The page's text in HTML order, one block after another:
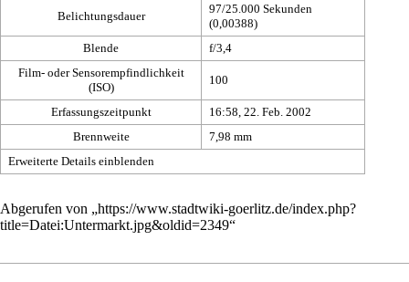
Belichtungsdauer
97/25.000 Sekunden
(0,00388)
Blende
f/3,4
Film- oder Sensorempfindlichkeit
(ISO)
100
Erfassungszeitpunkt
16:58, 22. Feb. 2002
Brennweite
7,98 mm
Erweiterte Details einblenden
Abgerufen von „https://www.stadtwiki-goerlitz.de/index.php?
title=Datei:Untermarkt.jpg&oldid=2349“